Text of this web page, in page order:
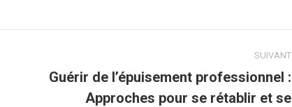
SUIVANT
Guérir de l’épuisement professionnel :
Approches pour se rétablir et se